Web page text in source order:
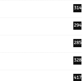
314
294
285
328
417